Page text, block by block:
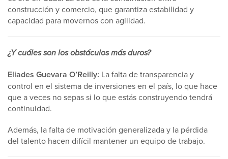
construcción y comercio, que garantiza estabilidad y
capacidad para movernos con agilidad.
¿Y cuáles son los obstáculos más duros?
Eliades Guevara O’Reilly: La falta de transparencia y
control en el sistema de inversiones en el país, lo que hace
que a veces no sepas si lo que estás construyendo tendrá
continuidad.
Además, la falta de motivación generalizada y la pérdida
del talento hacen difícil mantener un equipo de trabajo.